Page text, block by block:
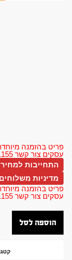
עסקים צור קשר 0558961155
התחייבות
מדיניות משלוחים
עסקים צור קשר 0558961155
הוספה לסל